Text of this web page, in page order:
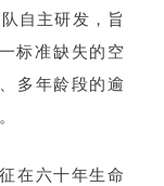
自主研发，旨
标准缺失的空
多年龄段的逾
在六十年生命